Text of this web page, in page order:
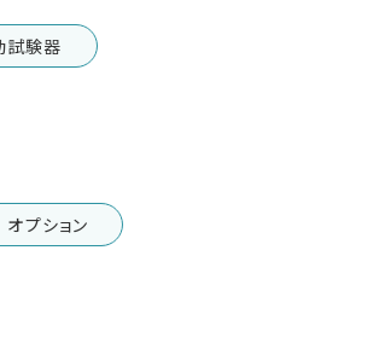
試験器
プション